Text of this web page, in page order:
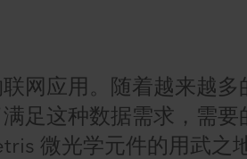
网应用。随着越来越多
足这种数据需求，需要
微光学元件的用武之